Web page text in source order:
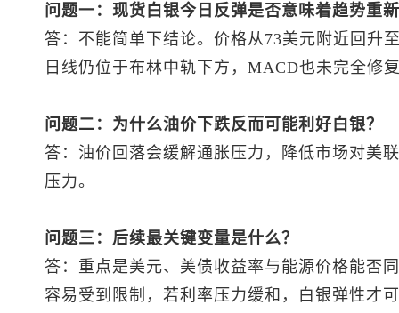
问题一： 现货白银今日反弹是否意味着趋势重
答：不能简单下结论。价格从73美元附近回升
日线仍位于布林中轨下方，MACD也未完全修
问题二：为什么油价下跌反而可能利好白银？
答：油价回落会缓解通胀压力，降低市场对美
压力。
问题三：后续最关键变量是什么？
答：重点是美元、美债收益率与能源价格能否
容易受到限制，若利率压力缓和，白银弹性才